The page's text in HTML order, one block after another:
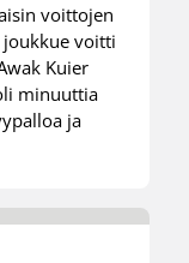
voittojen
voitti
Kuier
minuuttia
ja